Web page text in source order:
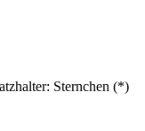
Sternchen (*)